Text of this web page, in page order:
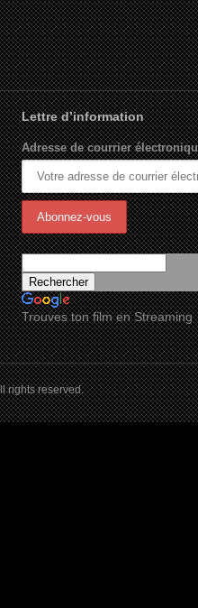
Lettre d’information
Adresse de courrier
Trouves ton film en Streaming
rights reserved.